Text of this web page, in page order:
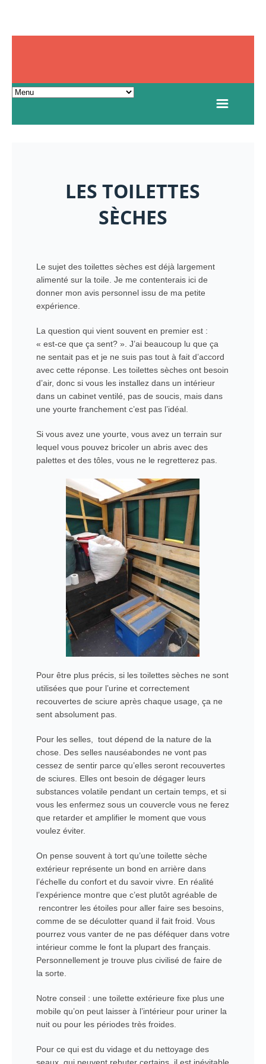
LES TOILETTES
SÈCHES
Le sujet des toilettes sèches est déjà largement
alimenté sur la toile. Je me contenterais ici de
donner mon avis personnel issu de ma petite
expérience.
La question qui vient souvent en premier est :
« est-ce que ça sent? ». J’ai beaucoup lu que ça
ne sentait pas et je ne suis pas tout à fait d’accord
avec cette réponse. Les toilettes sèches ont besoin
d’air, donc si vous les installez dans un intérieur
dans un cabinet ventilé, pas de soucis, mais dans
une yourte franchement c’est pas l’idéal.
Si vous avez une yourte, vous avez un terrain sur
lequel vous pouvez bricoler un abris avec des
palettes et des tôles, vous ne le regretterez pas.
Pour être plus précis, si les toilettes sèches ne sont
utilisées que pour l’urine et correctement
recouvertes de sciure après chaque usage, ça ne
sent absolument pas.
Pour les selles, tout dépend de la nature de la
chose. Des selles nauséabondes ne vont pas
cessez de sentir parce qu’elles seront recouvertes
de sciures. Elles ont besoin de dégager leurs
substances volatile pendant un certain temps, et si
vous les enfermez sous un couvercle vous ne ferez
que retarder et amplifier le moment que vous
voulez éviter.
On pense souvent à tort qu’une toilette sèche
extérieur représente un bond en arrière dans
l’échelle du confort et du savoir vivre. En réalité
l’expérience montre que c’est plutôt agréable de
rencontrer les étoiles pour aller faire ses besoins,
comme de se déculotter quand il fait froid. Vous
pourrez vous vanter de ne pas déféquer dans votre
intérieur comme le font la plupart des français.
Personnellement je trouve plus civilisé de faire de
la sorte.
Notre conseil : une toilette extérieure fixe plus une
mobile qu’on peut laisser à l’intérieur pour uriner la
nuit ou pour les périodes très froides.
Pour ce qui est du vidage et du nettoyage des